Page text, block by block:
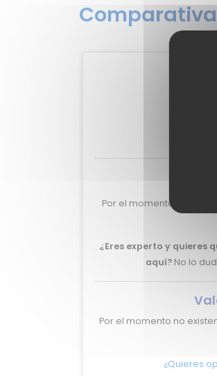
Por el momento no
¿Eres experto y quieres
aquí?No lo
Por el momento no
¿Quieres